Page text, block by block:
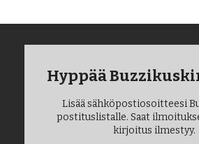
Hyppää
Lisää sähköpostiosoitteesi
postituslistalle. Saat
kirjoitus ilmestyy.